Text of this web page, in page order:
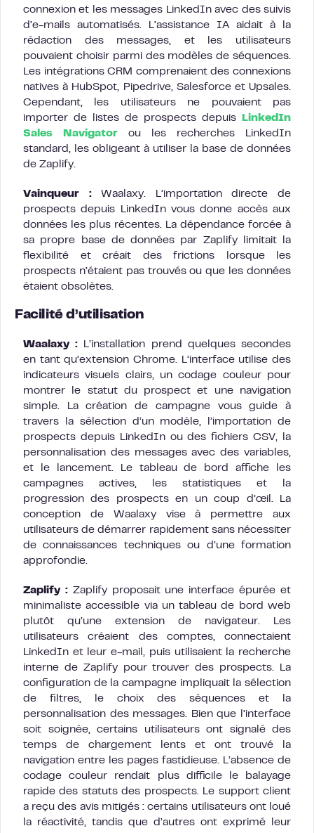
connexion et les messages LinkedIn avec des suivis
d’e-mails automatisés. L’assistance IA aidait à la
rédaction des messages, et les utilisateurs
pouvaient choisir parmi des modèles de séquences.
Les intégrations CRM comprenaient des connexions
natives à HubSpot, Pipedrive, Salesforce et Upsales.
Cependant, les utilisateurs ne pouvaient pas
importer de listes de prospects depuis
LinkedIn
Sales Navigator ou les recherches LinkedIn
standard, les obligeant à utiliser la base de données
de Zaplify.
Vainqueur :Waalaxy. L’importation directe de
prospects depuis LinkedIn vous donne accès aux
données les plus récentes. La dépendance forcée à
sa propre base de données par Zaplify limitait la
flexibilité et créait des frictions lorsque les
prospects n’étaient pas trouvés ou que les données
étaient obsolètes.
Facilité d’utilisation
Waalaxy : L’installation prend quelques secondes
en tant qu’extension Chrome. L’interface utilise des
indicateurs visuels clairs, un codage couleur pour
montrer le statut du prospect et une navigation
simple. La création de campagne vous guide à
travers la sélection d’un modèle, l’importation de
prospects depuis LinkedIn ou des fichiers CSV, la
personnalisation des messages avec des variables,
et le lancement. Le tableau de bord affiche les
campagnes actives, les statistiques et la
progression des prospects en un coup d’œil. La
conception de Waalaxy vise à permettre aux
utilisateurs de démarrer rapidement sans nécessiter
de connaissances techniques ou d’une formation
approfondie.
Zaplify :Zaplify proposait une interface épurée et
minimaliste accessible via un tableau de bord web
plutôt qu’une extension de navigateur. Les
utilisateurs créaient des comptes, connectaient
LinkedIn et leur e-mail, puis utilisaient la recherche
interne de Zaplify pour trouver des prospects. La
configuration de la campagne impliquait la sélection
de filtres, le choix des séquences et la
personnalisation des messages. Bien que l’interface
soit soignée, certains utilisateurs ont signalé des
temps de chargement lents et ont trouvé la
navigation entre les pages fastidieuse. L’absence de
codage couleur rendait plus difficile le balayage
rapide des statuts des prospects. Le support client
a reçu des avis mitigés : certains utilisateurs ont loué
la réactivité, tandis que d’autres ont exprimé leur